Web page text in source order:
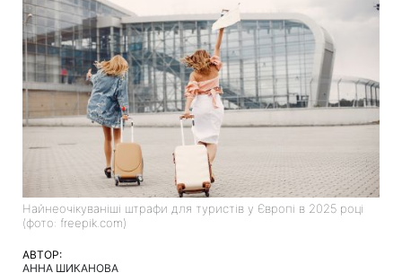
Найнеочікуваніші штрафи для туристів у Європі в 2025 році
(фото: freepik.com)
АВТОР:
АННА ШИКАНОВА